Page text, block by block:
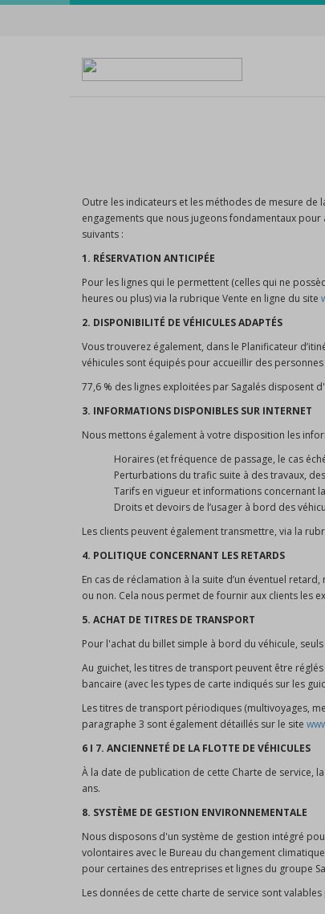
Outre les indicateurs et les méthodes de mesure de
engagements que nous jugeons fondamentaux
suivants :
1. RÉSERVATION ANTICIPÉE
Pour les lignes qui le permettent (celles qui ne
heures ou plus) via la rubrique Vente en ligne du site
2. DISPONIBILITÉ DE VÉHICULES ADAPTÉS
Vous trouverez également, dans le Planificateur
véhicules sont équipés pour accueillir des
77,6 % des lignes exploitées par Sagalés disposent
3. INFORMATIONS DISPONIBLES SUR INTERNET
Nous mettons également à votre disposition les
Horaires (et fréquence de passage, le cas
Perturbations du trafic suite à des travaux,
Tarifs en vigueur et informations concernant
Droits et devoirs de l’usager à bord des
Les clients peuvent également transmettre, via la
4. POLITIQUE CONCERNANT LES RETARDS
En cas de réclamation à la suite d’un éventuel
ou non. Cela nous permet de fournir aux clients les
5. ACHAT DE TITRES DE TRANSPORT
Pour l'achat du billet simple à bord du véhicule,
Au guichet, les titres de transport peuvent être
bancaire (avec les types de carte indiqués sur les
Les titres de transport périodiques (multivoyages,
paragraphe 3 sont également détaillés sur le site
6 I 7. ANCIENNETÉ DE LA FLOTTE DE VÉHICULES
À la date de publication de cette Charte de service,
ans.
8. SYSTÈME DE GESTION ENVIRONNEMENTALE
Nous disposons d'un système de gestion intégré
volontaires avec le Bureau du changement
pour certaines des entreprises et lignes du groupe
Les données de cette charte de service sont